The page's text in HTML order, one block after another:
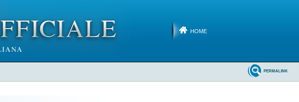
HOME
PERMALINK